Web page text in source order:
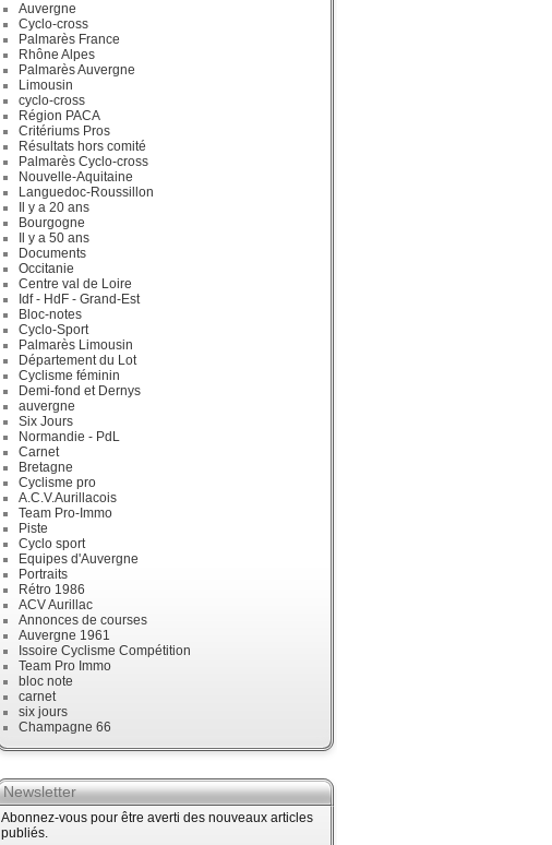
Auvergne
Cyclo-cross
Palmarès France
Rhône Alpes
Palmarès Auvergne
Limousin
cyclo-cross
Région PACA
Critériums Pros
Résultats hors comité
Palmarès Cyclo-cross
Nouvelle-Aquitaine
Languedoc-Roussillon
Il y a 20 ans
Bourgogne
Il y a 50 ans
Documents
Occitanie
Centre val de Loire
Idf - HdF - Grand-Est
Bloc-notes
Cyclo-Sport
Palmarès Limousin
Département du Lot
Cyclisme féminin
Demi-fond et Dernys
auvergne
Six Jours
Normandie - PdL
Carnet
Bretagne
Cyclisme pro
A.C.V.Aurillacois
Team Pro-Immo
Piste
Cyclo sport
Equipes d'Auvergne
Portraits
Rétro 1986
ACV Aurillac
Annonces de courses
Auvergne 1961
Issoire Cyclisme Compétition
Team Pro Immo
bloc note
carnet
six jours
Champagne 66
Newsletter
Abonnez-vous pour être averti des nouveaux articles
publiés.